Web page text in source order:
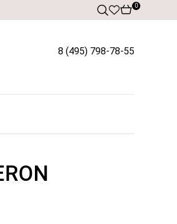
0
8 (495) 798-78-55